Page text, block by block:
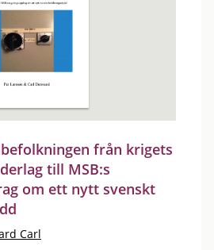
från krigets
till MSB:s
om ett nytt svenskt
Carl